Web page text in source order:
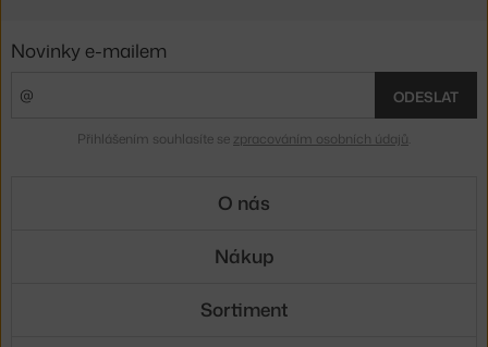
Novinky e-mailem
ODESLAT
Přihlášením souhlasíte se zpracováním osobních údajů
O nás
Nákup
Sortiment